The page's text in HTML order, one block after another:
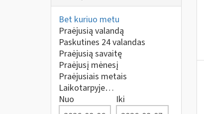
Bet kuriuo metu
Praėjusią valandą
Paskutines 24 valandas
Praėjusią savaitę
Praėjusį mėnesį
Praėjusiais metais
Laikotarpyje…
Nuo
Iki